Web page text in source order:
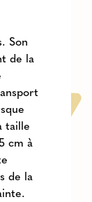
Son
de la
taille
cm à
de la